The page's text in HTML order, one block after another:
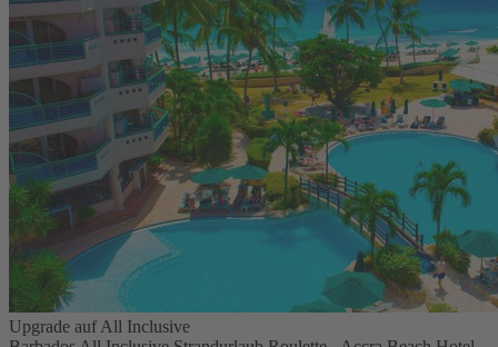
Upgrade auf All Inclusive